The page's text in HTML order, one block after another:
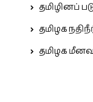
தமிழினப்
தமிழக
தமிழக